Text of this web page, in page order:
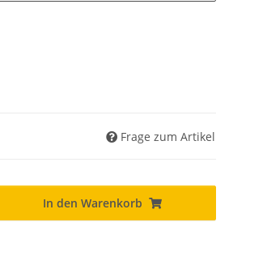
Frage zum Artikel
In den Warenkorb